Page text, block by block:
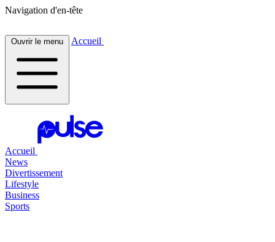
Navigation d'en-tête
Ouvrir le menu Accueil
Accueil
News
Divertissement
Lifestyle
Business
Sports